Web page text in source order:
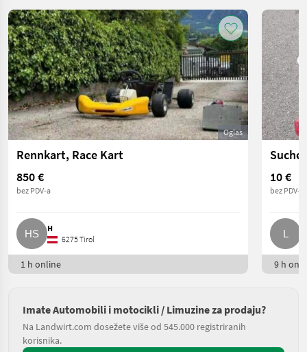
Oglas
Rennkart, Race Kart
850 €
bez PDV-a
H
6275 Tirol
1 h online
Suche
10 €
bez PDV-a
9 h
Imate Automobili i motocikli / Limuzine za prodaju?
Na Landwirt.com dosežete više od 545.000 registriranih
korisnika.